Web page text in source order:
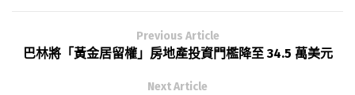
Previous Article
巴林將「黃金居留權」房地產投資門檻降至 34.5 萬美元
Next Article